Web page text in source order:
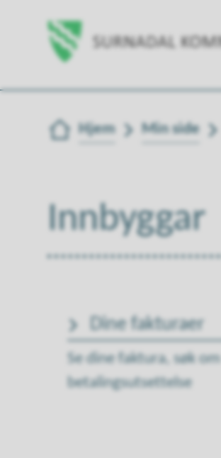
Du er her:
Hjem Min side
Innbyggar
Dine fakturaer
Se dine faktura, søk om
betalingsutsettelse